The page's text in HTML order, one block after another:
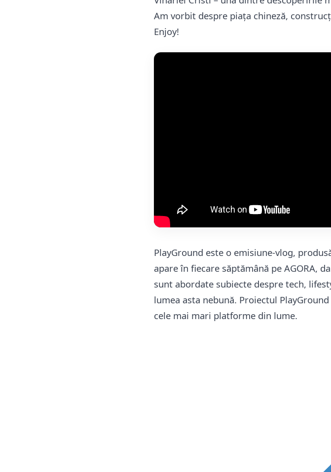
Am vorbit despre piața chineză,
Enjoy!
PlayGround este o emisiune-vlog,
apare în fiecare săptămână pe AGORA,
sunt abordate subiecte despre tech,
lumea asta nebună. Proiectul
cele mai mari platforme din lume.